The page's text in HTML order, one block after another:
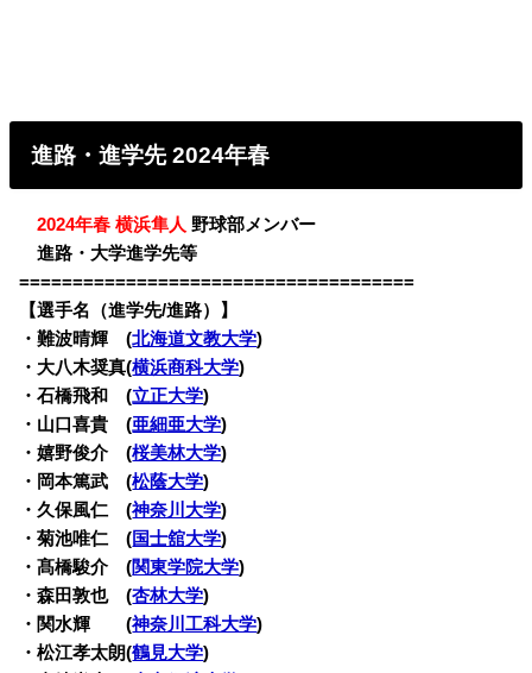
進路・進学先 2024年春
・2024年春 横浜隼人 野球部メンバー
・進路・大学進学先等
=====================================
【選手名（進学先/進路）】
・難波晴輝 (北海道文教大学)
・大八木奨真(横浜商科大学)
・石橋飛和 (立正大学)
・山口喜貴 (亜細亜大学)
・嬉野俊介 (桜美林大学)
・岡本篤武 (松蔭大学)
・久保風仁 (神奈川大学)
・菊池唯仁 (国士舘大学)
・髙橋駿介 (関東学院大学)
・森田敦也 (杏林大学)
・関水輝 (神奈川工科大学)
・松江孝太朗(鶴見大学)